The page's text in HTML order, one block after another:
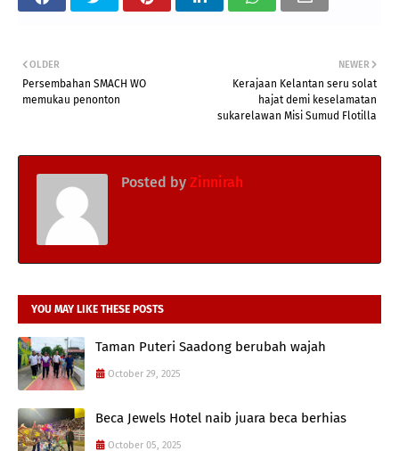
NEWER
Kerajaan Kelantan seru solat
hajat demi keselamatan
sukarelawan Misi Sumud Flotilla
OLDER
Persembahan SMACH WO
memukau penonton
Posted by Zinnirah
YOU MAY LIKE THESE POSTS
Taman Puteri Saadong berubah wajah
October 29, 2025
Beca Jewels Hotel naib juara beca berhias
October 05, 2025